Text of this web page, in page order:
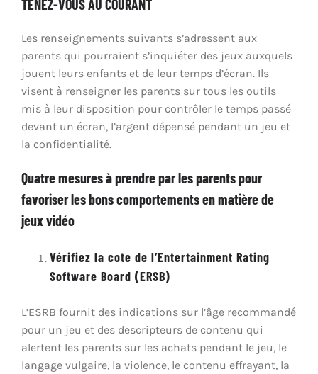
TENEZ-VOUS AU COURANT
Les renseignements suivants s’adressent aux
parents qui pourraient s’inquiéter des jeux auxquels
jouent leurs enfants et de leur temps d’écran. Ils
visent à renseigner les parents sur tous les outils
mis à leur disposition pour contrôler le temps passé
devant un écran, l’argent dépensé pendant un jeu et
la confidentialité.
Quatre mesures à prendre par les parents pour
favoriser les bons comportements en matière de
jeux vidéo
Vérifiez la cote de l’Entertainment Rating
Software Board (ERSB)
L’ESRB fournit des indications sur l’âge recommandé
pour un jeu et des descripteurs de contenu qui
alertent les parents sur les achats pendant le jeu, le
langage vulgaire, la violence, le contenu effrayant, la